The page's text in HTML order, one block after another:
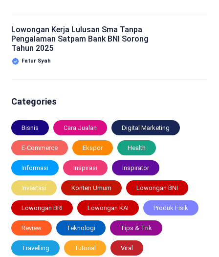
Lowongan Kerja Lulusan Sma Tanpa
Pengalaman Satpam Bank BNI Sorong
Tahun 2025
Fatur Syah
Categories
Bisnis Cara Jualan Digital Marketing
E-Commerce Ekspor Health
Informasi Inspirasi Inspirator
Investasi Konten Umum Lowongan BNI
Lowongan BRI Lowongan KAI Produk Fisik
Review Teknologi Tips & Trik
Travelling Tutorial Viral